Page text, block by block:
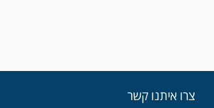
צרו איתנו קשר